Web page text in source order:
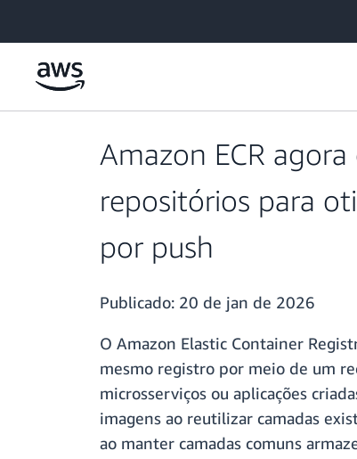
Amazon ECR
repositórios para
por push
Publicado: 20 de jan de 2026
O Amazon Elastic Container
mesmo registro por meio de um
microsserviços ou aplicações
imagens ao reutilizar camadas
ao manter camadas comuns